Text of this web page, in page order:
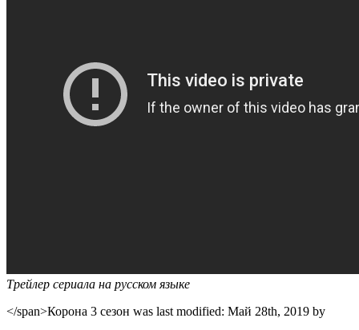
Трейлер сериала на русском языке
</span>Корона 3 сезон was last modified: Май 28th, 2019 by